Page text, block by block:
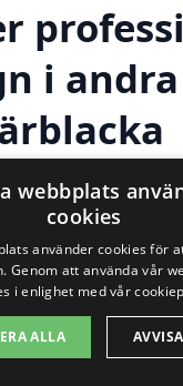
i
för
underhåll av
vara en
vara svårt.
webbplats
cookies
använder cookies för
Genom att använda vår
i enlighet med vår
ALLA